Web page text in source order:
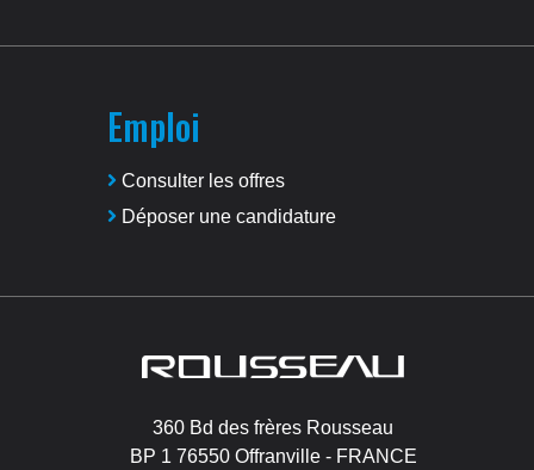
Emploi
Consulter les offres
Déposer une candidature
360 Bd des frères Rousseau
BP 1 76550 Offranville - FRANCE